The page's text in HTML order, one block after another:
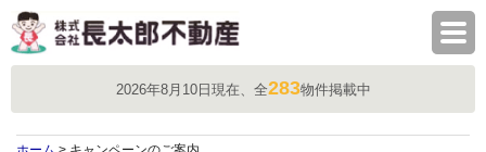
2026年8月10日現在、全283物件掲載中